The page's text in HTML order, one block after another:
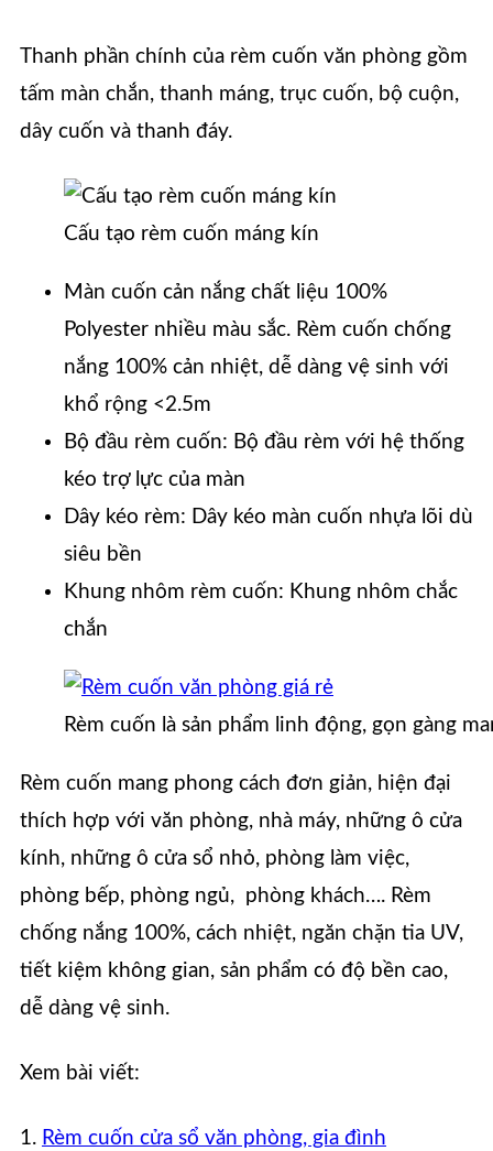
Thanh phần chính của rèm cuốn văn phòng gồm
tấm màn chắn, thanh máng, trục cuốn, bộ cuộn,
dây cuốn và thanh đáy.
Cấu tạo rèm cuốn máng kín
Màn cuốn cản nắng chất liệu 100%
Polyester nhiều màu sắc. Rèm cuốn chống
nắng 100% cản nhiệt, dễ dàng vệ sinh với
khổ rộng <2.5m
Bộ đầu rèm cuốn: Bộ đầu rèm với hệ thống
kéo trợ lực của màn
Dây kéo rèm: Dây kéo màn cuốn nhựa lõi dù
siêu bền
Khung nhôm rèm cuốn: Khung nhôm chắc
chắn
Rèm cuốn là sản phẩm linh động, gọn gàng
Rèm cuốn mang phong cách đơn giản, hiện đại
thích hợp với văn phòng, nhà máy, những ô cửa
kính, những ô cửa sổ nhỏ, phòng làm việc,
phòng bếp, phòng ngủ, phòng khách…. Rèm
chống nắng 100%, cách nhiệt, ngăn chặn tia UV,
tiết kiệm không gian, sản phẩm có độ bền cao,
dễ dàng vệ sinh.
Xem bài viết:
1. Rèm cuốn cửa sổ văn phòng, gia đình